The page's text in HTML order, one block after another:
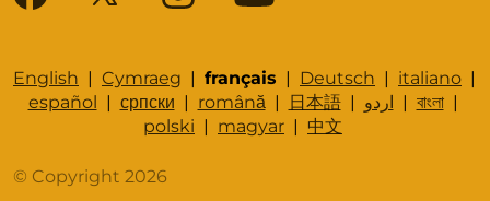
English | Cymraeg | français | Deutsch | italiano |
español | српски | română| 日本語| اردو | বাংলা|
polski | magyar | 中文
© Copyright 2026